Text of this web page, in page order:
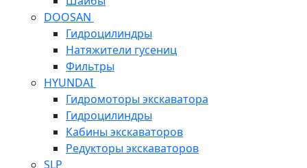
DOOSAN
Гидроцилиндры
Натяжители гусениц
Фильтры
HYUNDAI
Гидромоторы экскаватора
Гидроцилиндры
Кабины экскаваторов
Редукторы экскаваторов
SLP